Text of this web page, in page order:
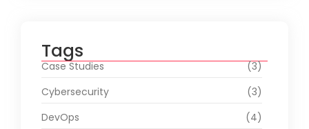
Tags
Case Studies
(3)
Cybersecurity
(3)
DevOps
(4)